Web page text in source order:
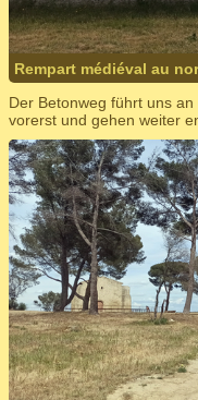
Rempart médiéval au
Der Betonweg führt uns
vorerst und gehen weiter